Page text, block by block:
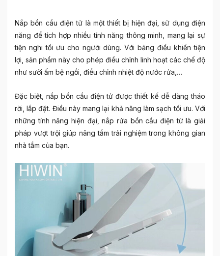
Nắp bồn cầu điện tử là một thiết bị hiện đại, sử dụng điện
năng để tích hợp nhiều tính năng thông minh, mang lại sự
tiện nghi tối ưu cho người dùng. Với bảng điều khiển tiện
lợi, sản phẩm này cho phép điều chỉnh linh hoạt các chế độ
như sưởi ấm bệ ngồi, điều chỉnh nhiệt độ nước rửa,…
Đặc biệt, nắp bồn cầu điện tử được thiết kế dễ dàng tháo
rời, lắp đặt. Điều này mang lại khả năng làm sạch tối ưu. Với
những tính năng hiện đại, nắp rửa bồn cầu điện tử là giải
pháp vượt trội giúp nâng tầm trải nghiệm trong không gian
nhà tắm của bạn.